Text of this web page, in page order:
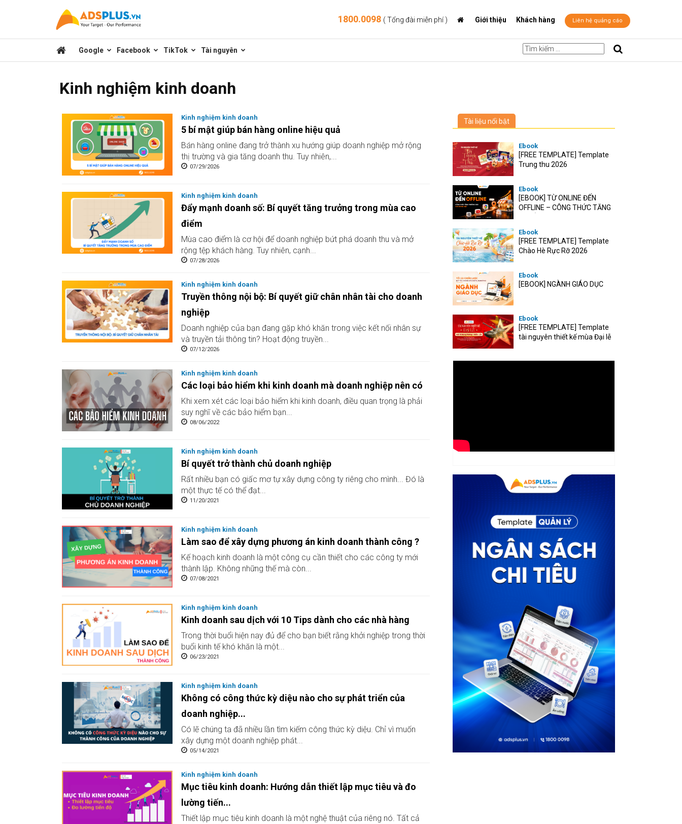
sẻ
kiến
thức
marketing
online
1800.0098 ( Tổng đài miễn phí ) Giới thiệu Khách hàng Liên hệ quảng cáo
Google Facebook TikTok Tài nguyên
Kinh nghiệm kinh doanh
Kinh nghiệm kinh doanh
5 bí mật giúp bán hàng online hiệu quả
Bán hàng online đang trở thành xu hướng giúp doanh nghiệp mở rộng
thị trường và gia tăng doanh thu. Tuy nhiên,...
07/29/2026
Kinh nghiệm kinh doanh
Đẩy mạnh doanh số: Bí quyết tăng trưởng trong mùa cao
điểm
Mùa cao điểm là cơ hội để doanh nghiệp bứt phá doanh thu và mở
rộng tệp khách hàng. Tuy nhiên, cạnh...
07/28/2026
Kinh nghiệm kinh doanh
Truyền thông nội bộ: Bí quyết giữ chân nhân tài cho doanh
nghiệp
Doanh nghiệp của bạn đang gặp khó khăn trong việc kết nối nhân sự
và truyền tải thông tin? Hoạt động truyền...
07/12/2026
Kinh nghiệm kinh doanh
Các loại bảo hiểm khi kinh doanh mà doanh nghiệp nên có
Khi xem xét các loại bảo hiểm khi kinh doanh, điều quan trọng là phải
suy nghĩ về các bảo hiểm bạn...
08/06/2022
Kinh nghiệm kinh doanh
Bí quyết trở thành chủ doanh nghiệp
Rất nhiều bạn có giấc mơ tự xây dựng công ty riêng cho mình... Đó là
một thực tế có thể đạt...
11/20/2021
Kinh nghiệm kinh doanh
Làm sao để xây dựng phương án kinh doanh thành công ?
Kế hoạch kinh doanh là một công cụ cần thiết cho các công ty mới
thành lập. Không những thế mà còn...
07/08/2021
Kinh nghiệm kinh doanh
Kinh doanh sau dịch với 10 Tips dành cho các nhà hàng
Trong thời buổi hiện nay đủ để cho bạn biết rằng khởi nghiệp trong thời
buổi kinh tế khó khăn là một...
06/23/2021
Kinh nghiệm kinh doanh
Không có công thức kỳ diệu nào cho sự phát triển của
doanh nghiệp...
Có lẽ chúng ta đã nhiều lần tìm kiếm công thức kỳ diệu. Chỉ vì muốn
xây dựng một doanh nghiệp phát...
05/14/2021
Kinh nghiệm kinh doanh
Mục tiêu kinh doanh: Hướng dẫn thiết lập mục tiêu và đo
lường tiến...
Thiết lập mục tiêu kinh doanh là một nghệ thuật của riêng nó. Tất cả
Tài liệu nổi bật
Ebook
[FREE TEMPLATE] Template
Trung thu 2026
Ebook
[EBOOK] TỪ ONLINE ĐẾN
OFFLINE – CÔNG THỨC TĂNG
Ebook
[FREE TEMPLATE] Template
Chào Hè Rực Rỡ 2026
Ebook
[EBOOK] NGÀNH GIÁO DỤC
Ebook
[FREE TEMPLATE] Template
tài nguyên thiết kế mùa Đại lễ